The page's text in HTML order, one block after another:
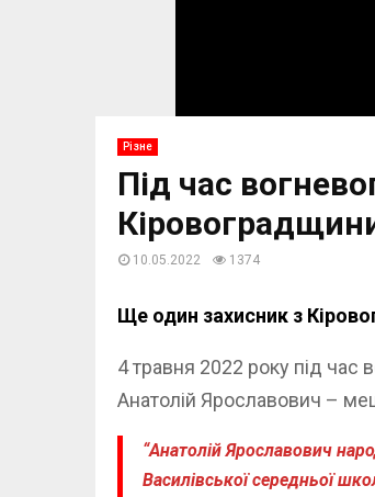
Різне
Під час
10.05.2022 1374
Ще один захисник з
4 травня 2022 року під час
Анатолій Ярославович –
“Анатолій Ярославович
Василівської середньої